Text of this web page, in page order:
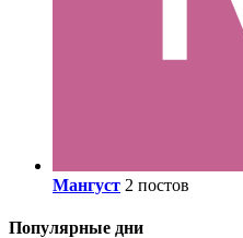
Мангуст 2 постов
Популярные дни